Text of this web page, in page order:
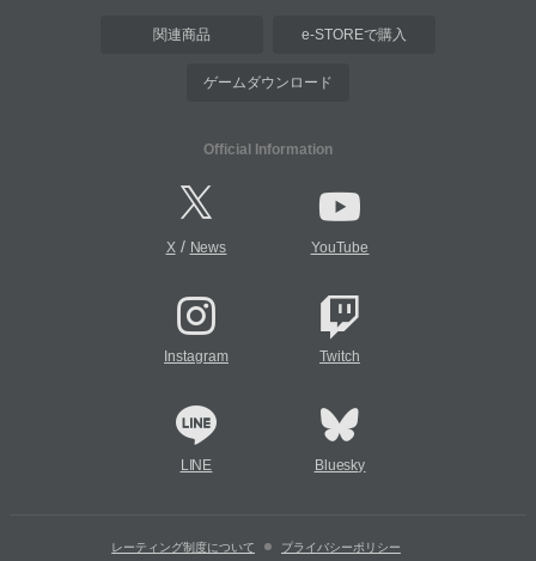
関連商品 e-STOREで購入
ゲームダウンロード
Official Information
X/ News YouTube
Instagram Twitch
LINE Bluesky
レーティング制度について プライバシーポリシー